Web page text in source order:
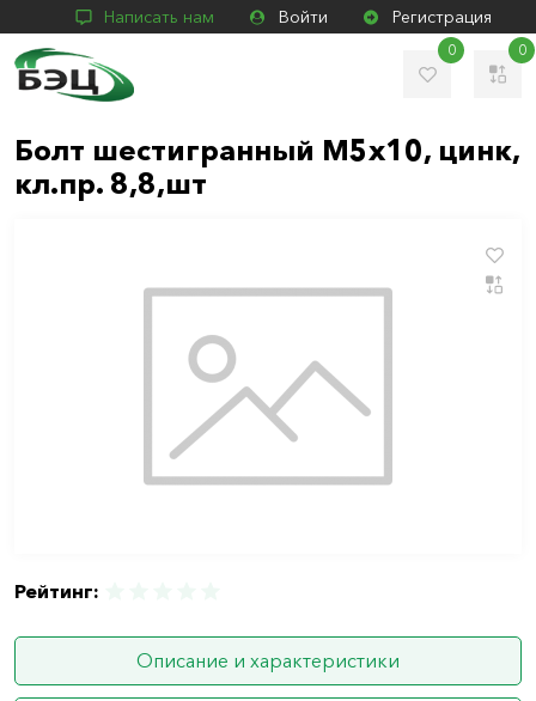
Написать нам Войти Регистрация
0 0
Болт шестигранный М5х10, цинк,
кл.пр. 8,8,шт
Рейтинг:
Описание и характеристики